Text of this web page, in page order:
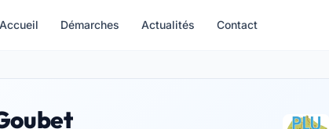
Accueil Démarches Actualités Contact